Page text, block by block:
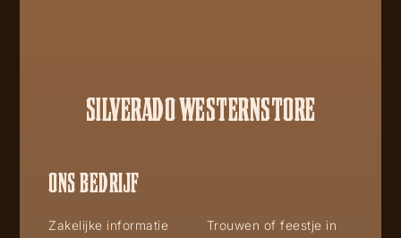
SILVERADO WESTERNSTORE
ONS BEDRIJF
Zakelijke informatie
Trouwen of feestje in